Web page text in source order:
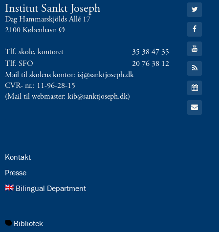
Institut Sankt Joseph
Dag Hammarskjölds Allé 17
2100 København Ø
Tlf. skole, kontoret
35 38 47 35
Tlf. SFO
20 76 38 12
Mail til skolens kontor: isj@sanktjoseph.dk
CVR- nr.: 11-96-28-15
(Mail til webmaster: kib@sanktjoseph.dk)
Gå
til:
Twitter
Gå
til:
Facebook
Gå
til:
YouTube
Gå
til:
RSS
feed
Gå
til:
Kalender
Gå
til:
24.0:
Kontakt
25.0:
Presse
26.0:
Bilingual Department
27.0:
Bibliotek